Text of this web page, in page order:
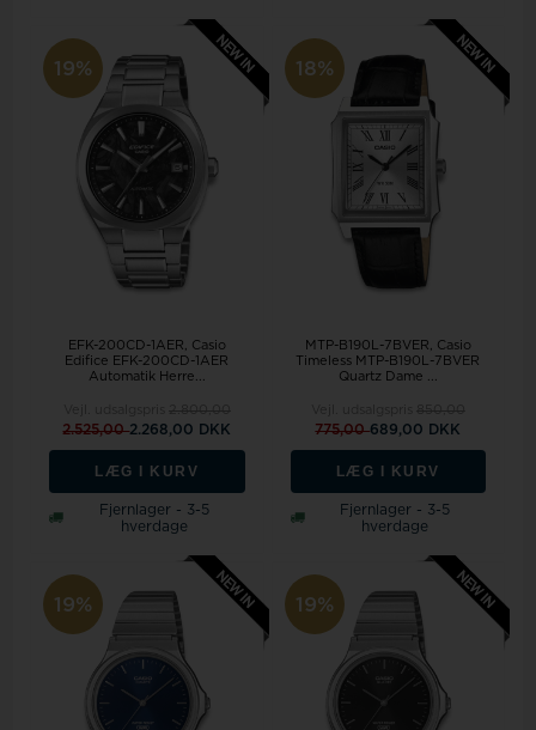
19%
EFK-200CD-1AER, Casio
Edifice EFK-200CD-1AER
Automatik Herre...
2.525,002.268,00 DKK
LÆG I KURV
Fjernlager - 3-5
hverdage
18%
MTP-B190L-7BVER, Casio
Timeless MTP-B190L-7BVER
Quartz Dame ...
775,00689,00 DKK
LÆG I KURV
Fjernlager - 3-5
hverdage
19% 19%